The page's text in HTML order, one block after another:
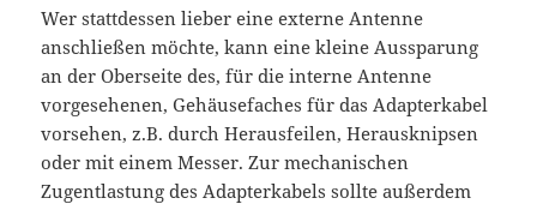
Wer stattdessen lieber eine externe Antenne
anschließen möchte, kann eine kleine Aussparung
an der Oberseite des, für die interne Antenne
vorgesehenen, Gehäusefaches für das Adapterkabel
vorsehen, z.B. durch Herausfeilen, Herausknipsen
oder mit einem Messer. Zur mechanischen
Zugentlastung des Adapterkabels sollte außerdem